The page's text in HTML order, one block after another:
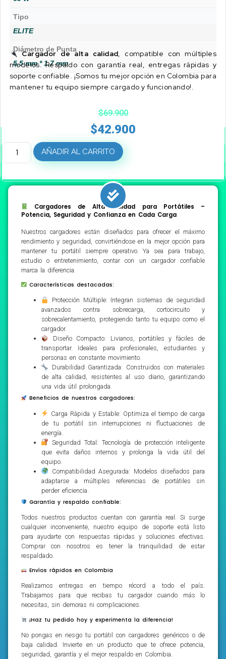
Tipo
ELITE
Diámetro de Punta
5.5 mm * 1.7 mm
Cargador de alta calidad, compatible con múltiples
modelos. Respaldo con garantía real, entregas rápidas y
soporte confiable. ¡Somos tu mejor opción en Colombia para
mantener tu equipo siempre cargado y funcionando!.
$69.900
$42.900
AÑADIR AL CARRITO
Cargadores de Alta Calidad para Portátiles –
Potencia, Seguridad y Confianza en Cada Carga
Nuestros cargadores están diseñados para ofrecer el máximo
rendimiento y seguridad, convirtiéndose en la mejor opción para
mantener tu portátil siempre operativo. Ya sea para trabajo,
estudio o entretenimiento, contar con un cargador confiable
marca la diferencia.
Características destacadas:
Protección Múltiple: Integran sistemas de seguridad
avanzados contra sobrecarga, cortocircuito y
sobrecalentamiento, protegiendo tanto tu equipo como el
cargador.
Diseño Compacto: Livianos, portátiles y fáciles de
transportar. Ideales para profesionales, estudiantes y
personas en constante movimiento.
Durabilidad Garantizada: Construidos con materiales
de alta calidad, resistentes al uso diario, garantizando
una vida útil prolongada.
Beneficios de nuestros cargadores:
Carga Rápida y Estable: Optimiza el tiempo de carga
de tu portátil sin interrupciones ni fluctuaciones de
energía.
Seguridad Total: Tecnología de protección inteligente
que evita daños internos y prolonga la vida útil del
equipo.
Compatibilidad Asegurada: Modelos diseñados para
adaptarse a múltiples referencias de portátiles sin
perder eficiencia.
Garantía y respaldo confiable:
Todos nuestros productos cuentan con garantía real. Si surge
cualquier inconveniente, nuestro equipo de soporte está listo
para ayudarte con respuestas rápidas y soluciones efectivas.
Comprar con nosotros es tener la tranquilidad de estar
respaldado.
Envíos rápidos en Colombia
Realizamos entregas en tiempo récord a todo el país.
Trabajamos para que recibas tu cargador cuando más lo
necesitas, sin demoras ni complicaciones.
¡Haz tu pedido hoy y experimenta la diferencia!
No pongas en riesgo tu portátil con cargadores genéricos o de
baja calidad. Invierte en un producto que te ofrece potencia,
seguridad, garantía y el mejor respaldo en Colombia.